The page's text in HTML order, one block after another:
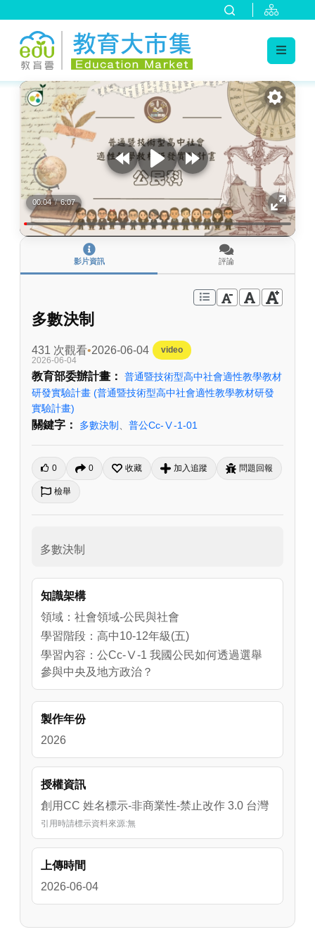
:::
00:04 / 6:07
影片資訊 評論
多數決制
431 次觀看 2026-06-04
video
2026-06-04
教育部委辦計畫：
普通暨技術型高中社會適性教學教材
研發實驗計畫 (普通暨技術型高中社會適性教學教材研發
實驗計畫)
關鍵字： 多數決制 普公Cc-Ⅴ-1-01
0 0 收藏 加入追蹤 問題回報
檢舉
多數決制
知識架構
領域：社會領域-公民與社會
學習階段：高中10-12年級(五)
學習內容：公Cc-Ⅴ-1 我國公民如何透過選舉
參與中央及地方政治？
製作年份
2026
授權資訊
創用CC 姓名標示-非商業性-禁止改作 3.0 台灣
引用時請標示資料來源:無
上傳時間
2026-06-04